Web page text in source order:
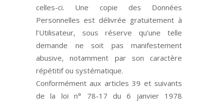
celles-ci. Une copie des Données
Personnelles est délivrée gratuitement à
l’Utilisateur, sous réserve qu’une telle
demande ne soit pas manifestement
abusive, notamment par son caractère
répétitif ou systématique.
Conformément aux articles 39 et suivants
de la loi n° 78-17 du 6 janvier 1978